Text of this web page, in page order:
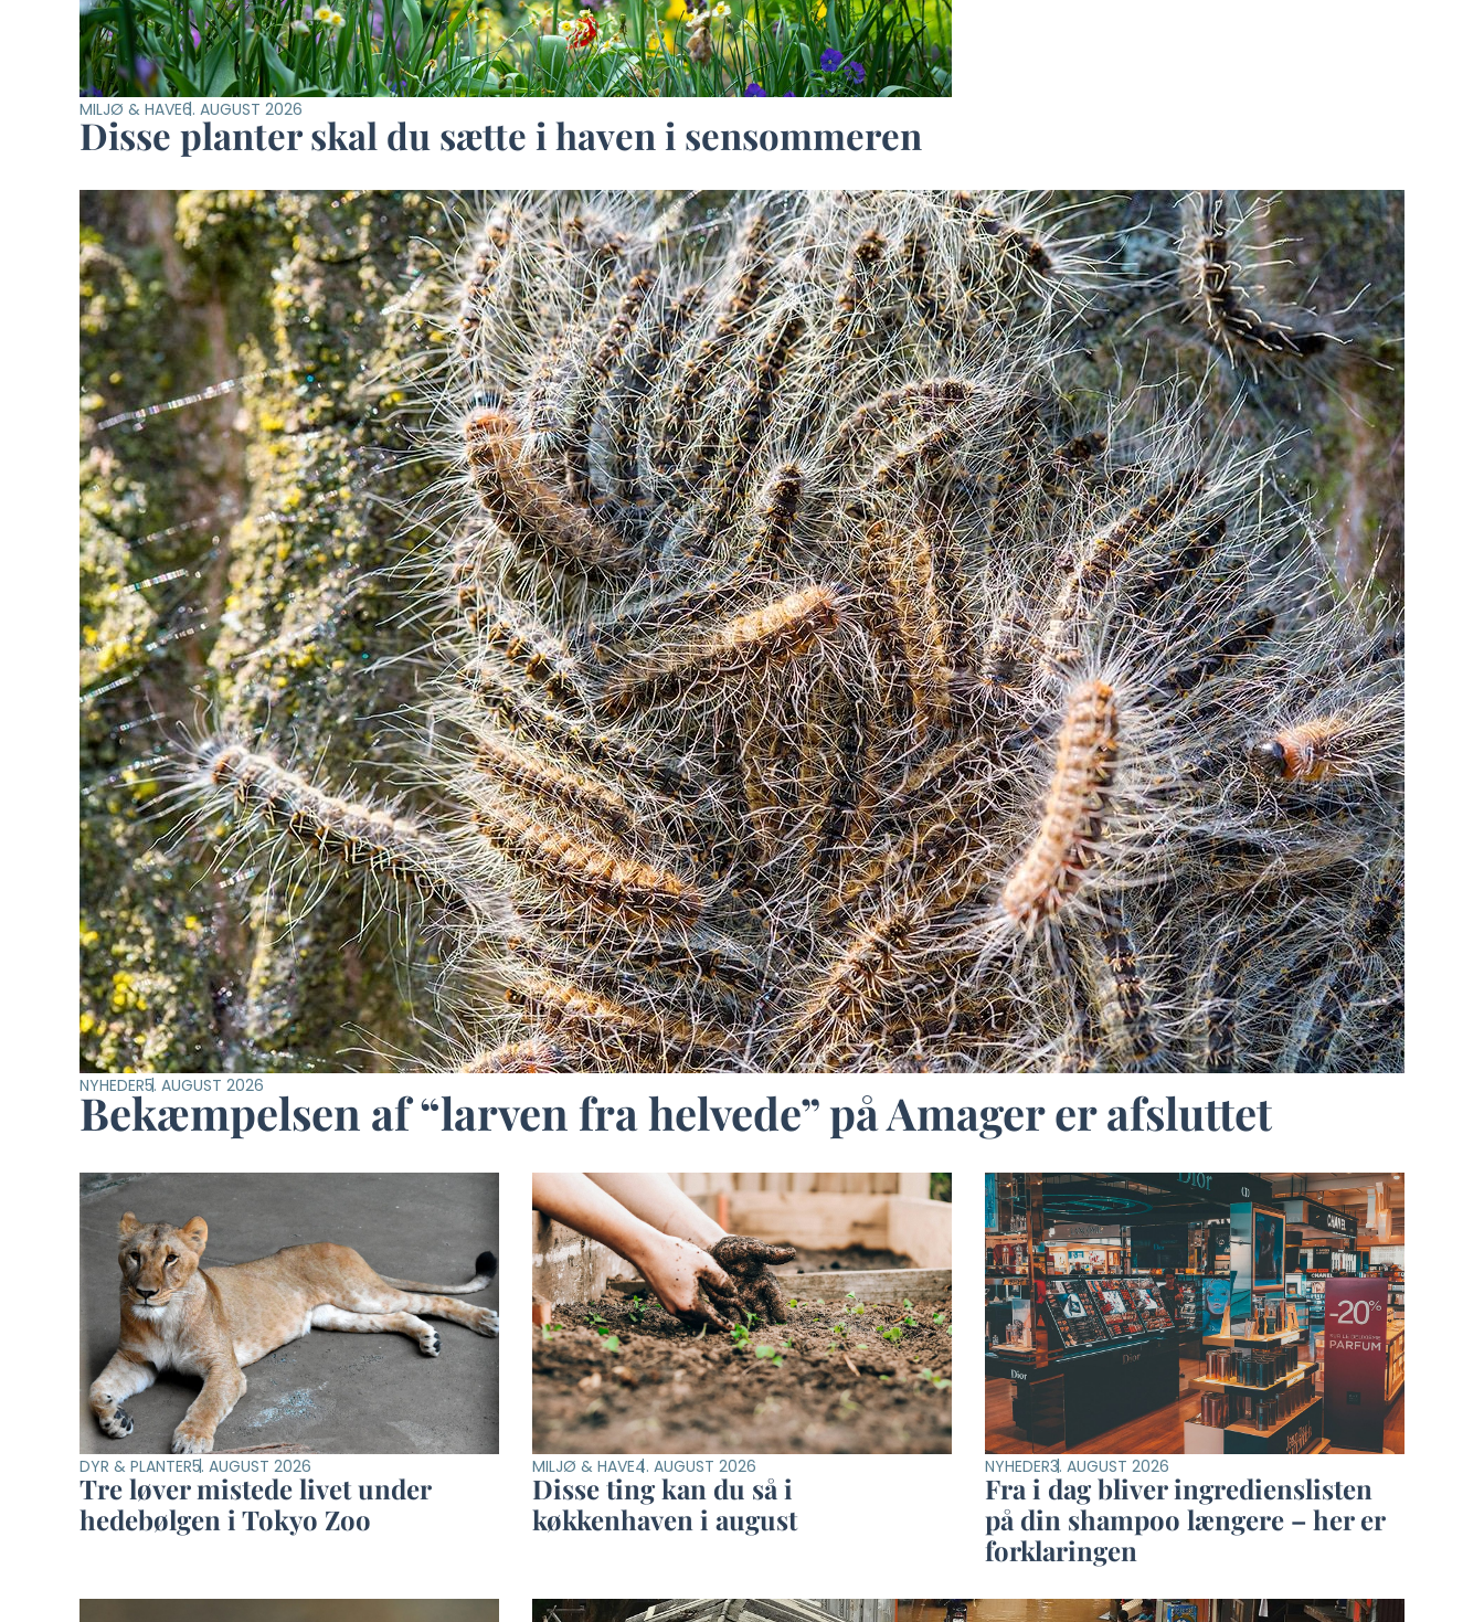
MILJØ & HAVE6. AUGUST 2026
Disse planter skal du sætte i haven i sensommeren
NYHEDER5. AUGUST 2026
Bekæmpelsen af “larven fra helvede” på Amager er afsluttet
DYR & PLANTER5. AUGUST 2026
Tre løver mistede livet under
hedebølgen i Tokyo Zoo
MILJØ & HAVE4. AUGUST 2026
Disse ting kan du så i
køkkenhaven i august
NYHEDER3. AUGUST 2026
Fra i dag bliver ingredienslisten
på din shampoo længere – her er
forklaringen